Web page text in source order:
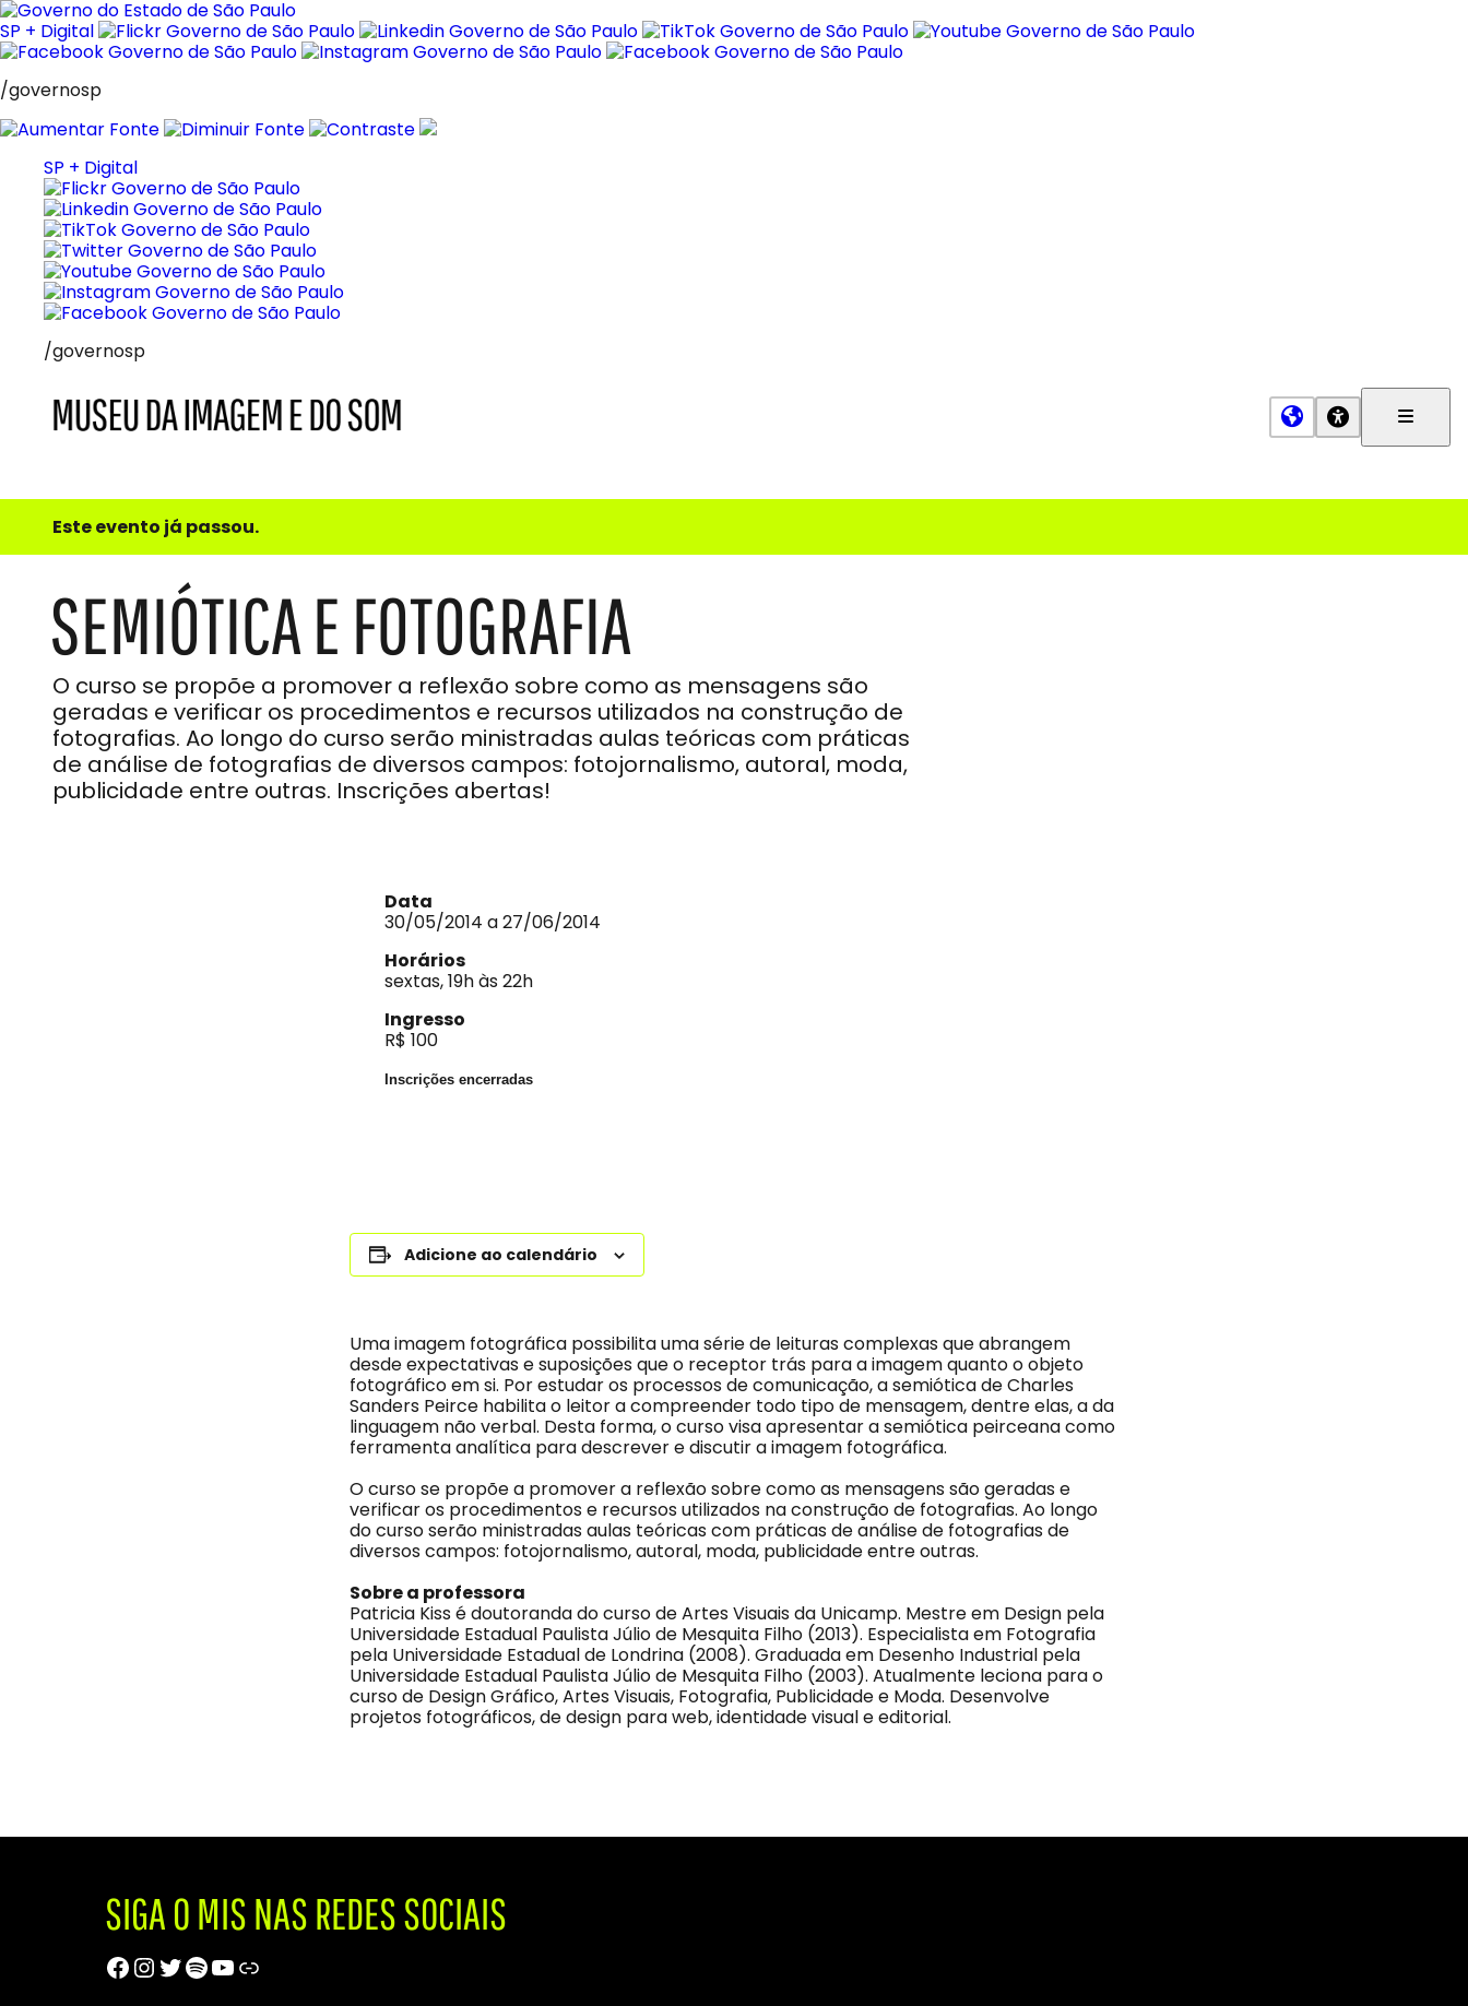
Pular
para
o
SP + Digital
/governosp
SP + Digital
/governosp
e
do
Som
Este evento já passou.
SEMIÓTICA E FOTOGRAFIA
O curso se propõe a promover a reflexão sobre como as mensagens são
geradas e verificar os procedimentos e recursos utilizados na construção de
fotografias. Ao longo do curso serão ministradas aulas teóricas com práticas
de análise de fotografias de diversos campos: fotojornalismo, autoral, moda,
publicidade entre outras. Inscrições abertas!
Data
30/05/2014 a 27/06/2014
Horários
sextas, 19h às 22h
Ingresso
R$ 100
Inscrições encerradas
Adicione ao calendário
Uma imagem fotográfica possibilita uma série de leituras complexas que abrangem
desde expectativas e suposições que o receptor trás para a imagem quanto o objeto
fotográfico em si. Por estudar os processos de comunicação, a semiótica de Charles
Sanders Peirce habilita o leitor a compreender todo tipo de mensagem, dentre elas, a da
linguagem não verbal. Desta forma, o curso visa apresentar a semiótica peirceana como
ferramenta analítica para descrever e discutir a imagem fotográfica.
O curso se propõe a promover a reflexão sobre como as mensagens são geradas e
verificar os procedimentos e recursos utilizados na construção de fotografias. Ao longo
do curso serão ministradas aulas teóricas com práticas de análise de fotografias de
diversos campos: fotojornalismo, autoral, moda, publicidade entre outras.
Sobre a professora
Patricia Kiss é doutoranda do curso de Artes Visuais da Unicamp. Mestre em Design pela
Universidade Estadual Paulista Júlio de Mesquita Filho (2013). Especialista em Fotografia
pela Universidade Estadual de Londrina (2008). Graduada em Desenho Industrial pela
Universidade Estadual Paulista Júlio de Mesquita Filho (2003). Atualmente leciona para o
curso de Design Gráfico, Artes Visuais, Fotografia, Publicidade e Moda. Desenvolve
projetos fotográficos, de design para web, identidade visual e editorial.
SIGA O MIS NAS REDES SOCIAIS
Facebook
Instagram
Twitter
Spotify
Youtube
Trip Advisor